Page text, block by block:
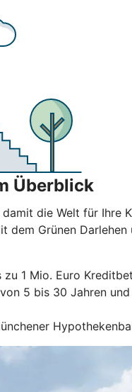
Überblick
die Welt für
Grünen
1 Mio. Euro
5 bis 30 Jahren